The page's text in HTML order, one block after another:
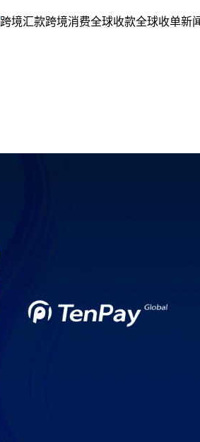
跨境汇款跨境消费全球收款全球收单新